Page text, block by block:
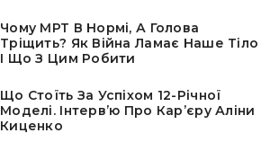
Чому МРТ В Нормі, А Голова
Тріщить? Як Війна Ламає Наше Тіло
І Що З Цим Робити
Що Стоїть За Успіхом 12-Річної
Моделі. Інтервʼю Про Карʼєру Аліни
Киценко